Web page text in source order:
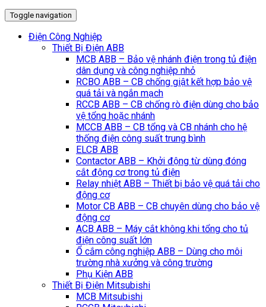
Toggle navigation
Điện Công Nghiệp
Thiết Bị Điện ABB
MCB ABB – Bảo vệ nhánh điện trong tủ điện
dân dụng và công nghiệp nhỏ
RCBO ABB – CB chống giật kết hợp bảo vệ
quá tải và ngắn mạch
RCCB ABB – CB chống rò điện dùng cho bảo
vệ tổng hoặc nhánh
MCCB ABB – CB tổng và CB nhánh cho hệ
thống điện công suất trung bình
ELCB ABB
Contactor ABB – Khởi động từ dùng đóng
cắt động cơ trong tủ điện
Relay nhiệt ABB – Thiết bị bảo vệ quá tải cho
động cơ
Motor CB ABB – CB chuyên dùng cho bảo vệ
động cơ
ACB ABB – Máy cắt không khi tổng cho tủ
điện công suất lớn
Ổ cắm công nghiệp ABB – Dùng cho môi
trường nhà xưởng và công trường
Phụ Kiện ABB
Thiết Bị Điện Mitsubishi
MCB Mitsubishi